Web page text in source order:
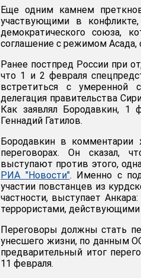
Еще одним камнем
участвующими в
демократического союза,
соглашение с режимом
Ранее постпред России при
что 1 и 2 февраля
встретиться с умеренной
делегация правительства
Как заявлял Бородавкин,
Геннадий Гатилов.
Бородавкин в комментарии
переговорах. Он сказал,
выступают против этого,
РИА "Новости". Именно с
участии повстанцев из
частности, выступает
террористами, действующими
Переговоры должны стать
унесшего жизни, по данным
предварительный итог
11 февраля.